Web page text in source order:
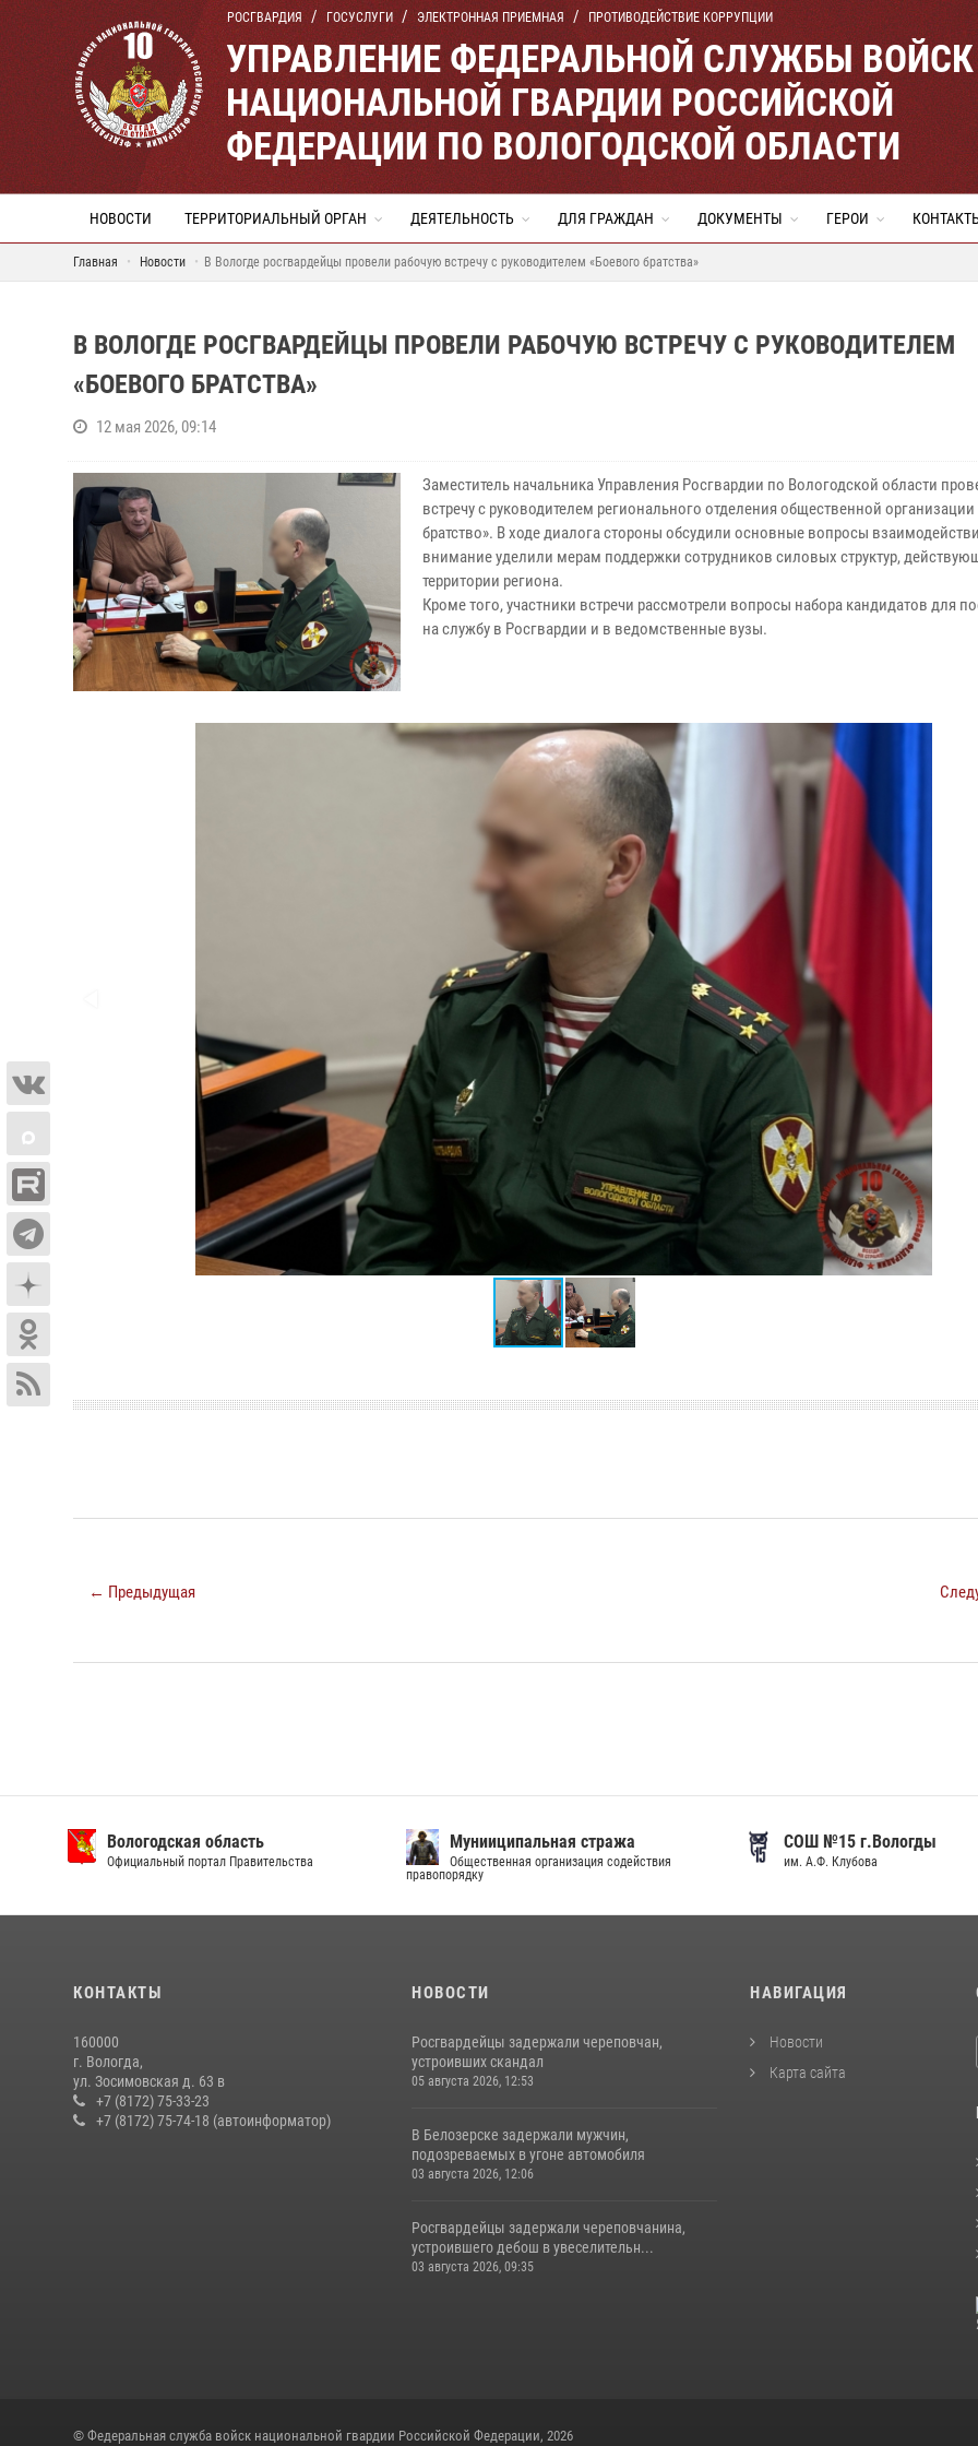
РОСГВАРДИЯ ГОСУСЛУГИ ЭЛЕКТРОННАЯ ПРИЕМНАЯ ПРОТИВОДЕЙСТВИЕ КОРРУПЦИИ
УПРАВЛЕНИЕ ФЕДЕРАЛЬНОЙ СЛУЖБЫ ВОЙСК
НАЦИОНАЛЬНОЙ ГВАРДИИ РОССИЙСКОЙ
ФЕДЕРАЦИИ ПО ВОЛОГОДСКОЙ ОБЛАСТИ
НОВОСТИ ТЕРРИТОРИАЛЬНЫЙ ОРГАН ДЕЯТЕЛЬНОСТЬ ДЛЯ ГРАЖДАН ДОКУМЕНТЫ ГЕРОИ
Главная Новости В Вологде росгвардейцы провели рабочую встречу с руководителем «Боевого братства»
В ВОЛОГДЕ РОСГВАРДЕЙЦЫ ПРОВЕЛИ РАБОЧУЮ ВСТРЕЧУ С РУКОВОДИТЕЛЕМ
«БОЕВОГО БРАТСТВА»
12 мая 2026, 09:14
Заместитель начальника Управления Росгвардии по Вологодской области
встречу с руководителем регионального отделения общественной
братство». В ходе диалога стороны обсудили основные вопросы
внимание уделили мерам поддержки сотрудников силовых структур,
территории региона.
Кроме того, участники встречи рассмотрели вопросы набора кандидатов для
на службу в Росгвардии и в ведомственные вузы.
← Предыдущая
Вологодская область
Официальный портал Правительства
Мунииципальная стража
Общественная организация содействия
правопорядку
СОШ №15 г.Вологды
им. А.Ф. Клубова
КОНТАКТЫ
160000
г. Вологда,
ул. Зосимовская д. 63 в
+7 (8172) 75-33-23
+7 (8172) 75-74-18 (автоинформатор)
НОВОСТИ
Росгвардейцы задержали череповчан,
устроивших скандал
05 августа 2026, 12:53
В Белозерске задержали мужчин,
подозреваемых в угоне автомобиля
03 августа 2026, 12:06
Росгвардейцы задержали череповчанина,
устроившего дебош в увеселительн...
03 августа 2026, 09:35
НАВИГАЦИЯ
Новости
Карта сайта
© Федеральная служба войск национальной гвардии Российской Федерации, 2026